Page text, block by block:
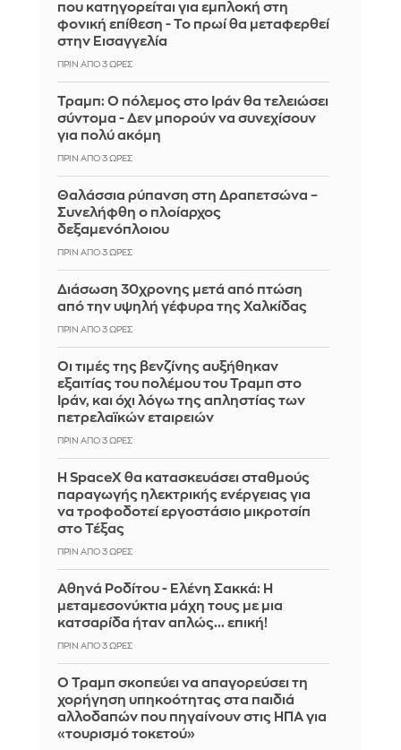
που κατηγορείται για εμπλοκή στη
φονική επίθεση - Το πρωί θα μεταφερθεί
στην Εισαγγελία
ΠΡΙΝ ΑΠΌ 3 ΏΡΕΣ
Τραμπ: Ο πόλεμος στο Ιράν θα τελειώσει
σύντομα - Δεν μπορούν να συνεχίσουν
για πολύ ακόμη
ΠΡΙΝ ΑΠΌ 3 ΏΡΕΣ
Θαλάσσια ρύπανση στη Δραπετσώνα –
Συνελήφθη ο πλοίαρχος
δεξαμενόπλοιου
ΠΡΙΝ ΑΠΌ 3 ΏΡΕΣ
Διάσωση 30χρονης μετά από πτώση
από την υψηλή γέφυρα της Χαλκίδας
ΠΡΙΝ ΑΠΌ 3 ΏΡΕΣ
Οι τιμές της βενζίνης αυξήθηκαν
εξαιτίας του πολέμου του Τραμπ στο
Ιράν, και όχι λόγω της απληστίας των
πετρελαϊκών εταιρειών
ΠΡΙΝ ΑΠΌ 3 ΏΡΕΣ
Η SpaceX θα κατασκευάσει σταθμούς
παραγωγής ηλεκτρικής ενέργειας για
να τροφοδοτεί εργοστάσιο μικροτσίπ
στο Τέξας
ΠΡΙΝ ΑΠΌ 3 ΏΡΕΣ
Αθηνά Ροδίτου - Ελένη Σακκά: Η
μεταμεσονύκτια μάχη τους με μια
κατσαρίδα ήταν απλώς... επική!
ΠΡΙΝ ΑΠΌ 3 ΏΡΕΣ
Ο Τραμπ σκοπεύει να απαγορεύσει τη
χορήγηση υπηκοότητας στα παιδιά
αλλοδαπών που πηγαίνουν στις ΗΠΑ για
«τουρισμό τοκετού»